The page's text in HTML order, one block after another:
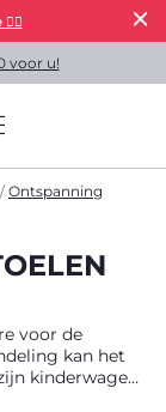
voor u!
more options
Ontspanning
voor de
kan het
kinderwagen